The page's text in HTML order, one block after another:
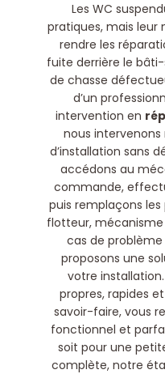
Les WC
pratiques, mais
rendre les
fuite derrière le
de chasse
d’un
intervention en
nous
d’installation sans
accédons au
commande,
puis remplaçons les
flotteur, mécanisme
cas de problème
proposons une
votre
propres, rapides
savoir-faire, vous
fonctionnel et
soit pour une
complète, notre